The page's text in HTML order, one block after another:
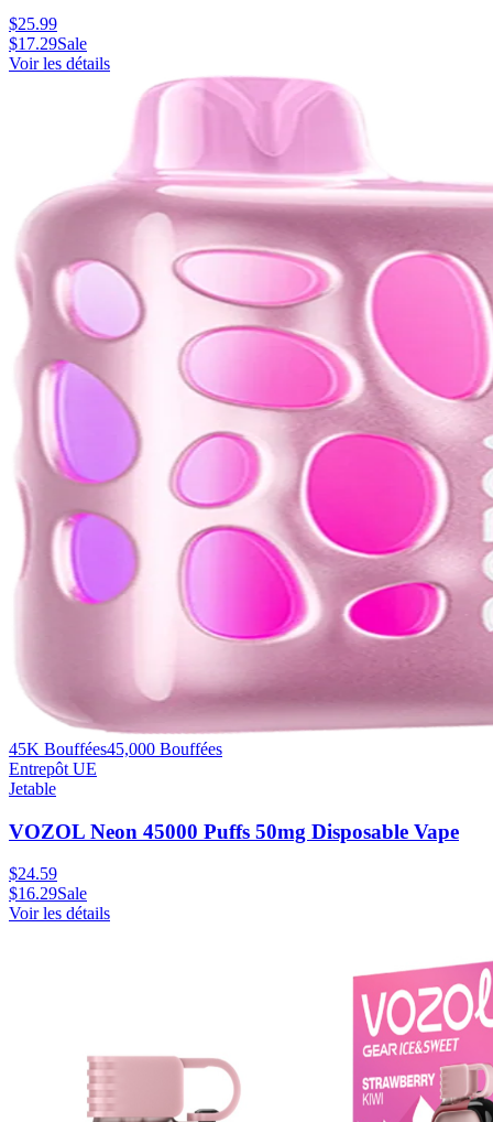
$25.99
$17.29Sale
Voir les détails
45K Bouffées45,000 Bouffées
Entrepôt UE
Jetable
VOZOL Neon 45000 Puffs 50mg Disposable Vape
$24.59
$16.29Sale
Voir les détails